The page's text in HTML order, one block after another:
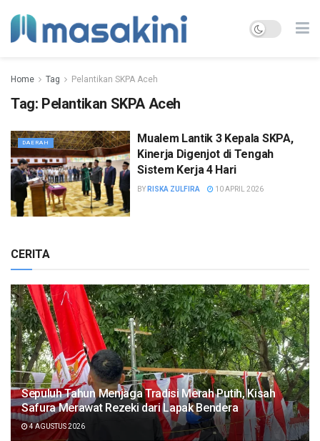
Home Tag Pelantikan SKPA Aceh
Tag: Pelantikan SKPA Aceh
DAERAH
Mualem Lantik 3 Kepala SKPA,
Kinerja Digenjot di Tengah
Sistem Kerja 4 Hari
BY RISKA ZULFIRA 10 APRIL 2026
CERITA
Sepuluh Tahun Menjaga Tradisi Merah Putih, Kisah
Safura Merawat Rezeki dari Lapak Bendera
4 AGUSTUS 2026